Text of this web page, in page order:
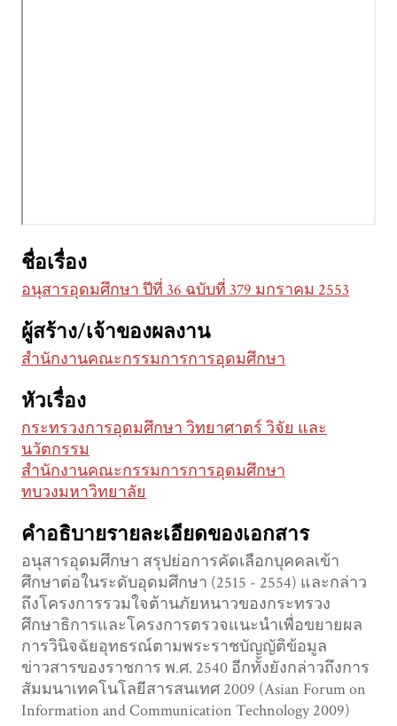
ชื่อเรื่อง
อนุสารอุดมศึกษา ปีที่ 36 ฉบับที่ 379 มกราคม 2553
ผู้สร้าง/เจ้าของผลงาน
สำนักงานคณะกรรมการการอุดมศึกษา
หัวเรื่อง
กระทรวงการอุดมศึกษา วิทยาศาตร์ วิจัย และ
นวัตกรรม
สำนักงานคณะกรรมการการอุดมศึกษา
ทบวงมหาวิทยาลัย
คำอธิบายรายละเอียดของเอกสาร
อนุสารอุดมศึกษา สรุปย่อการคัดเลือกบุคคลเข้า
ศึกษาต่อในระดับอุดมศึกษา (2515 - 2554) และกล่าว
ถึงโครงการรวมใจต้านภัยหนาวของกระทรวง
ศึกษาธิการและโครงการตรวจแนะนำเพื่อขยายผล
การวินิจฉัยอุทธรณ์ตามพระราชบัญญัติข้อมูล
ข่าวสารของราชการ พ.ศ. 2540 อีกทั้งยังกล่าวถึงการ
สัมมนาเทคโนโลยีสารสนเทศ 2009 (Asian Forum on
Information and Communication Technology 2009)